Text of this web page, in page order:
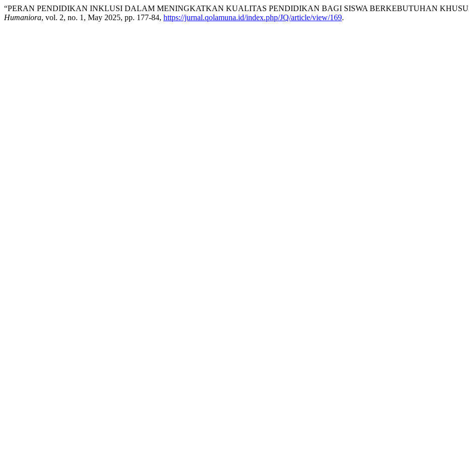
“PERAN PENDIDIKAN INKLUSI DALAM MENINGKATKAN KUALITAS PENDIDIKAN BAGI SISWA BERKEBUTUHAN
Humaniora, vol. 2, no. 1, May 2025, pp. 177-84, https://jurnal.qolamuna.id/index.php/JQ/article/view/169.